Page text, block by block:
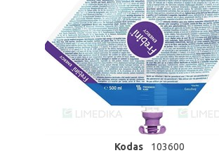
Kodas
103600